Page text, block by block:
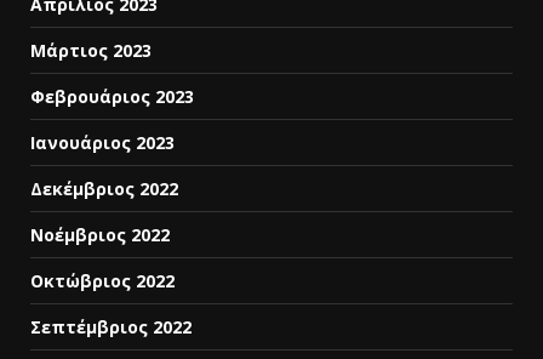
Μάρτιος 2023
Φεβρουάριος 2023
Ιανουάριος 2023
Δεκέμβριος 2022
Νοέμβριος 2022
Οκτώβριος 2022
Σεπτέμβριος 2022